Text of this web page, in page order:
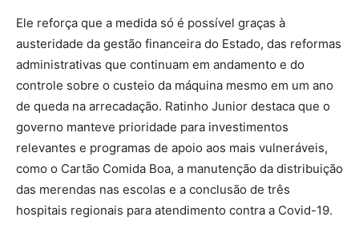
Ele reforça que a medida só é possível graças à
austeridade da gestão financeira do Estado, das reformas
administrativas que continuam em andamento e do
controle sobre o custeio da máquina mesmo em um ano
de queda na arrecadação. Ratinho Junior destaca que o
governo manteve prioridade para investimentos
relevantes e programas de apoio aos mais vulneráveis,
como o Cartão Comida Boa, a manutenção da distribuição
das merendas nas escolas e a conclusão de três
hospitais regionais para atendimento contra a Covid-19.